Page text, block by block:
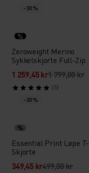
-30 %
%
Zeroweight Merino
Sykkelskjorte Full-Zip
1 259,45 kr1 799,00 kr
(1)
-30 %
%
Essential Print Løpe T-
Skjorte
349,45 kr499,00 kr